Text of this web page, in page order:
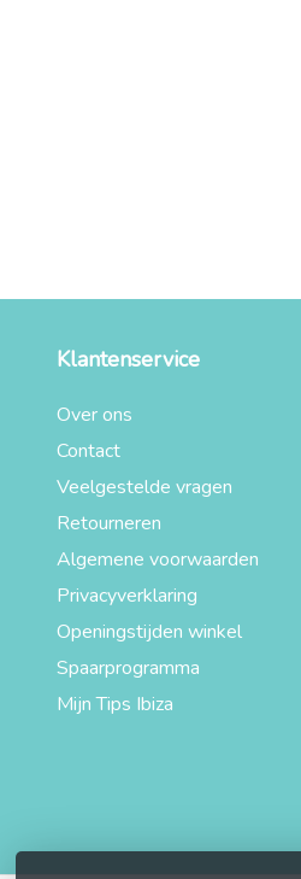
Klantenservice
Over ons
Contact
Veelgestelde vragen
Retourneren
Algemene voorwaarden
Privacyverklaring
Openingstijden winkel
Spaarprogramma
Mijn Tips Ibiza